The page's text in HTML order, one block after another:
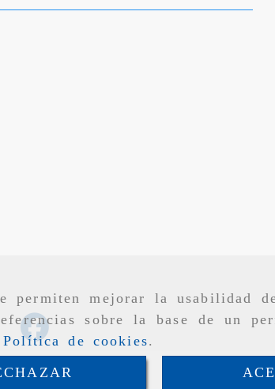
mejorar la usabilidad
sobre la base de un
Política de cookies.